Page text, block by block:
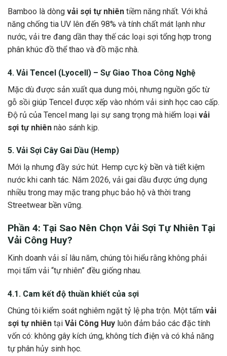
Bamboo là dòng vải sợi tự nhiên tiềm năng nhất. Với khả
năng chống tia UV lên đến 98% và tính chất mát lạnh như
nước, vải tre đang dần thay thế các loại sợi tổng hợp trong
phân khúc đồ thể thao và đồ mặc nhà.
4. Vải Tencel (Lyocell) – Sự Giao Thoa Công Nghệ
Mặc dù được sản xuất qua dung môi, nhưng nguồn gốc từ
gỗ sồi giúp Tencel được xếp vào nhóm vải sinh học cao cấp.
Độ rủ của Tencel mang lại sự sang trọng mà hiếm loại vải
sợi tự nhiên nào sánh kịp.
5. Vải Sợi Cây Gai Dầu (Hemp)
Mới lạ nhưng đầy sức hút. Hemp cực kỳ bền và tiết kiệm
nước khi canh tác. Năm 2026, vải gai dầu được ứng dụng
nhiều trong may mặc trang phục bảo hộ và thời trang
Streetwear bền vững.
Phần 4: Tại Sao Nên Chọn Vải Sợi Tự Nhiên Tại
Vải Công Huy?
Kinh doanh vải sỉ lâu năm, chúng tôi hiểu rằng không phải
mọi tấm vải “tự nhiên” đều giống nhau.
4.1. Cam kết độ thuần khiết của sợi
Chúng tôi kiểm soát nghiêm ngặt tỷ lệ pha trộn. Một tấm vải
sợi tự nhiên tại Vải Công Huy luôn đảm bảo các đặc tính
vốn có: không gây kích ứng, không tích điện và có khả năng
tự phân hủy sinh học.